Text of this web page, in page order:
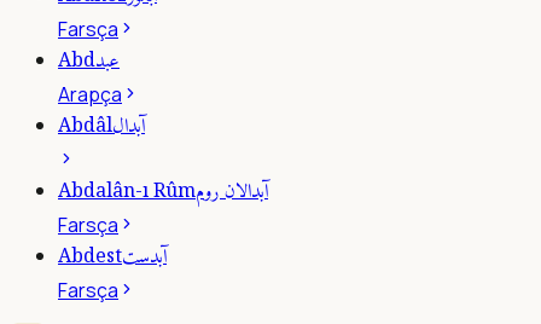
Farsça
Abdعبد
Arapça
Abdâlآبدال
Abdalân-ı Rûmآبدالان روم
Farsça
Abdestآبدست
Farsça